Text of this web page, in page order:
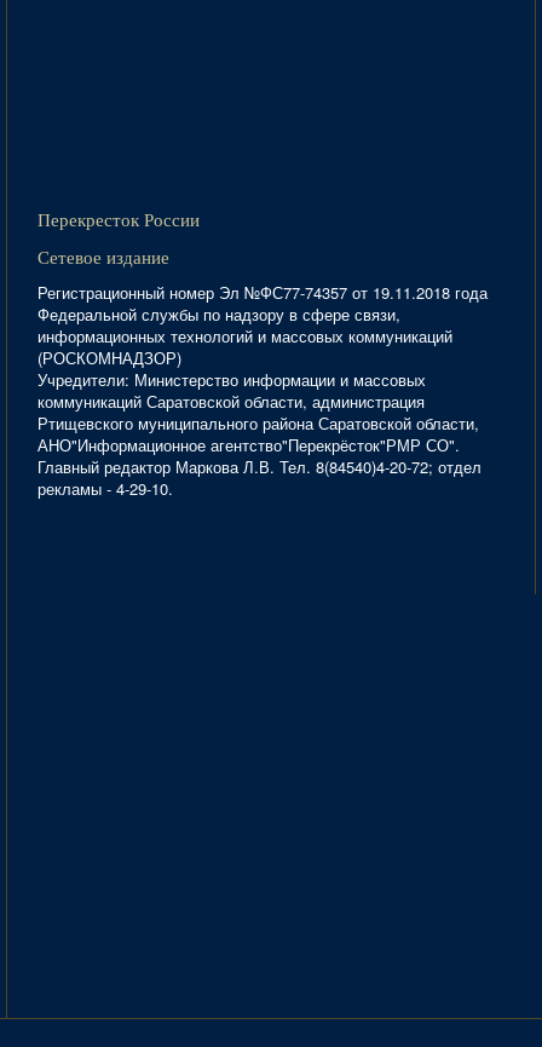
Перекресток России
Сетевое издание
Регистрационный номер Эл №ФС77-74357 от 19.11.2018 года
Федеральной службы по надзору в сфере связи,
информационных технологий и массовых коммуникаций
(РОСКОМНАДЗОР)
Учредители: Министерство информации и массовых
коммуникаций Саратовской области, администрация
Ртищевского муниципального района Саратовской области,
АНО"Информационное агентство"Перекрёсток"РМР СО".
Главный редактор Маркова Л.В. Тел. 8(84540)4-20-72; отдел
рекламы - 4-29-10.